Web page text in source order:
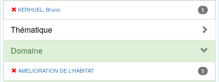
KERHUEL, Bruno 1
Thématique
Domaine
AMELIORATION DE L'HABITAT 1